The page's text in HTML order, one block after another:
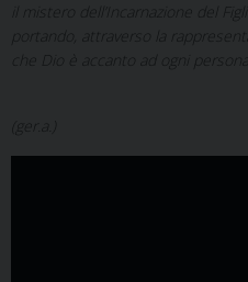
il mistero dell’Incarnazione del
portando, attraverso la